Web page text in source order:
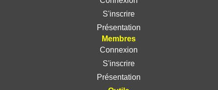
S'inscrire
Présentation
Membres
Connexion
S'inscrire
Présentation